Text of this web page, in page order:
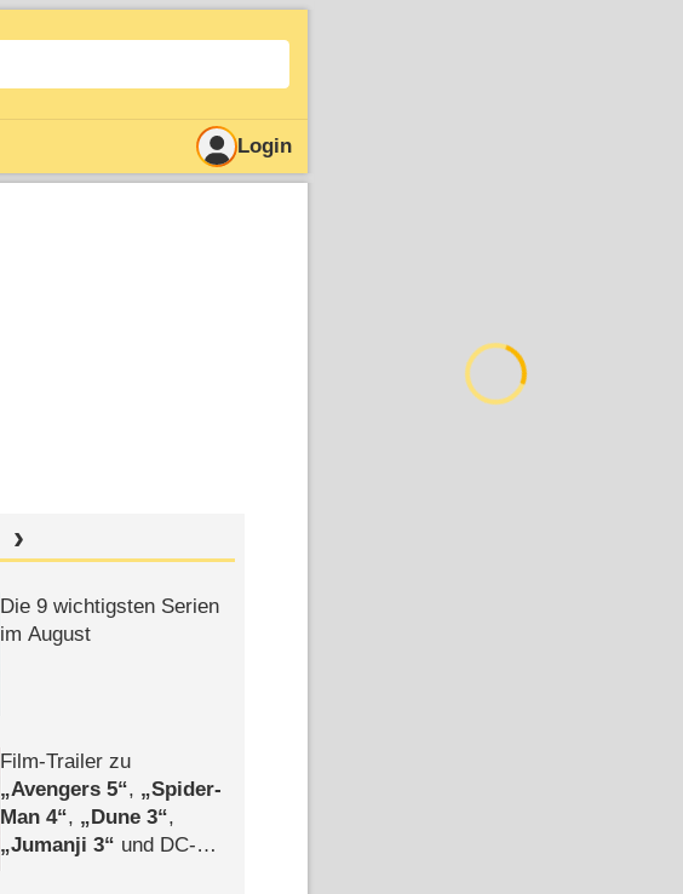
Login
Die 9 wichtigsten Serien
im August
Film-Trailer zu
Avengers 5 ,
Spider-
Man 4 , Dune 3 ,
Jumanji 3
und DC-